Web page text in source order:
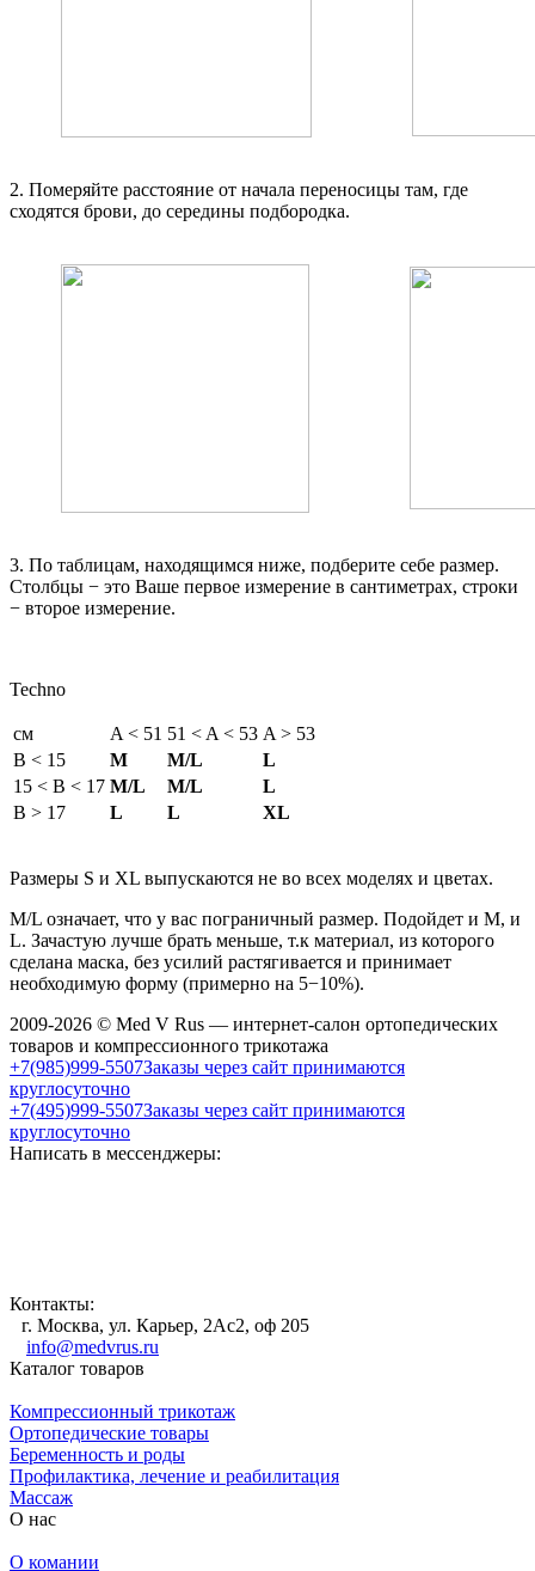
2. Померяйте расстояние от начала переносицы там, где
сходятся брови, до середины подбородка.
3. По таблицам, находящимся ниже, подберите себе размер.
Столбцы − это Ваше первое измерение в сантиметрах, строки
− второе измерение.
Techno
см A < 51 51 < A < 53 A > 53
B < 15
M M/L
L
15 < B < 17 M/L M/L
L
B > 17
L L XL
Размеры S и XL выпускаются не во всех моделях и цветах.
M/L означает, что у вас пограничный размер. Подойдет и M, и
L. Зачастую лучше брать меньше, т.к материал, из которого
сделана маска, без усилий растягивается и принимает
необходимую форму (примерно на 5−10%).
2009-2026 © Med V Rus — интернет-салон ортопедических
товаров и компрессионного трикотажа
+7(985)999-5507Заказы через сайт принимаются
круглосуточно
+7(495)999-5507Заказы через сайт принимаются
круглосуточно
Написать в мессенджеры:
Контакты:
г. Москва, ул. Карьер, 2Ас2, оф 205
info@medvrus.ru
Каталог товаров
Компрессионный трикотаж
Ортопедические товары
Беременность и роды
Профилактика, лечение и реабилитация
Массаж
О нас
О комании